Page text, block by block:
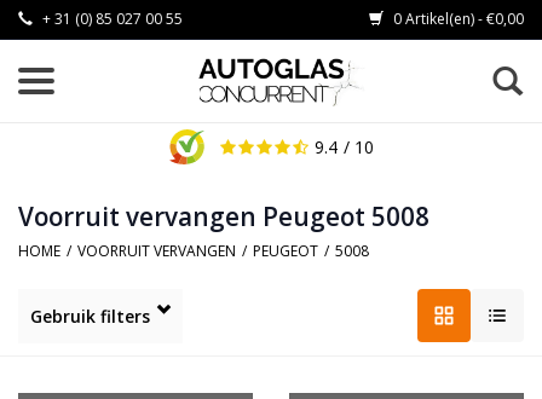
+ 31 (0) 85 027 00 55 0 Artikel(en) - €0,00
9.4 / 10
Voorruit vervangen Peugeot 5008
HOME / VOORRUIT VERVANGEN / PEUGEOT / 5008
Gebruik filters